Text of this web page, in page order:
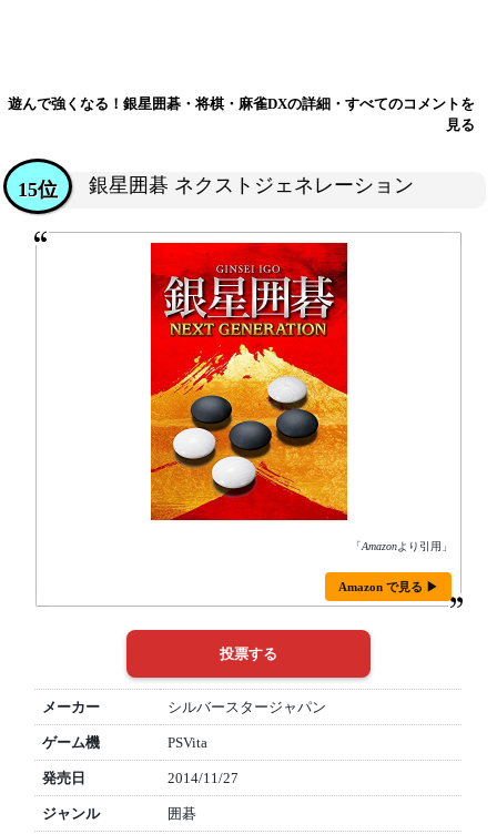
遊んで強くなる！銀星囲碁・将棋・麻雀DXの詳細・すべてのコメントを
見る
銀星囲碁 ネクストジェネレーション
15位
「Amazonより引用」
Amazon で見る ▶
メーカー シルバースタージャパン
ゲーム機 PSVita
発売日 2014/11/27
ジャンル 囲碁